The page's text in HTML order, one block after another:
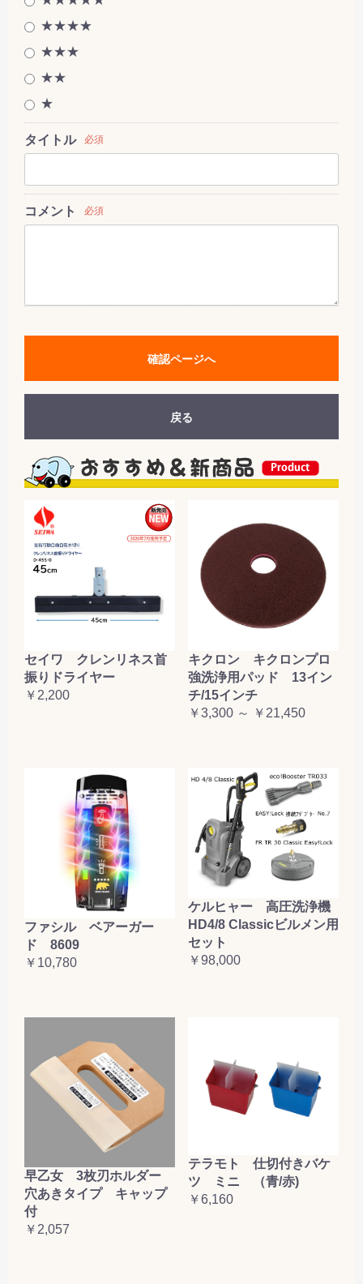
★★★★
★★★
★★
★
タイトル 必須
コメント 必須
確認ページへ
戻る
セイワ クレンリネス首
振りドライヤー
￥2,200
キクロン キクロンプロ
強洗浄用パッド 13イン
チ/15インチ
￥3,300 ～ ￥21,450
ファシル ベアーガー
ド 8609
￥10,780
ケルヒャー 高圧洗浄機
HD4/8 Classicビルメン用
セット
￥98,000
早乙女 3枚刃ホルダー
穴あきタイプ キャップ
付
￥2,057
テラモト 仕切付きバケ
ツ ミニ （青/赤)
￥6,160